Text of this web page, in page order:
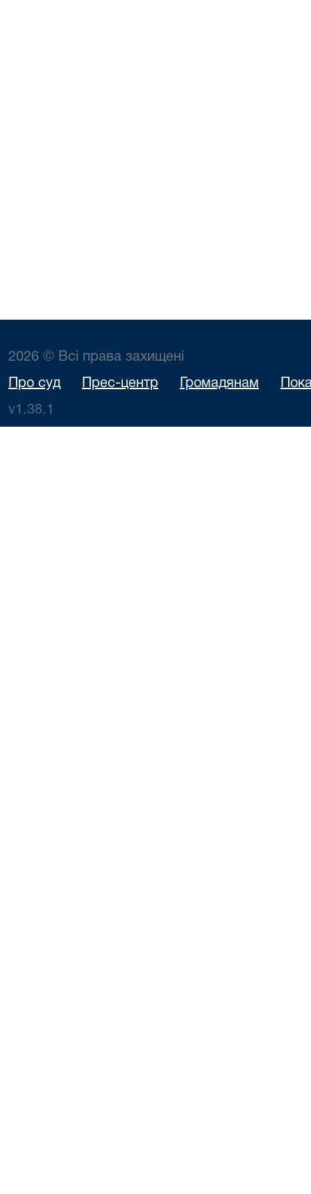
2026 © Всі права захищені
Про суд Прес-центр Громадянам
v1.38.1